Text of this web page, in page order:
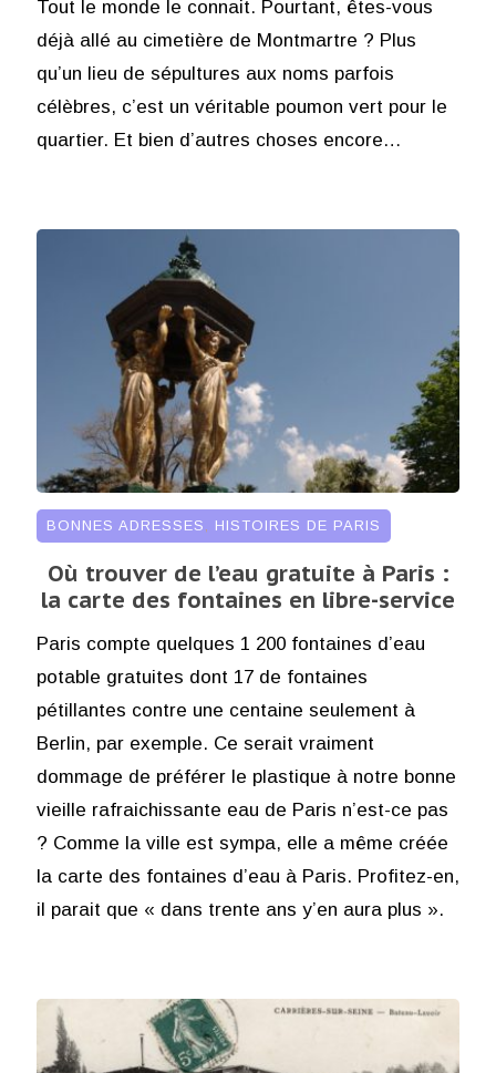
Tout le monde le connait. Pourtant, êtes-vous
déjà allé au cimetière de Montmartre ? Plus
qu’un lieu de sépultures aux noms parfois
célèbres, c’est un véritable poumon vert pour le
quartier. Et bien d’autres choses encore…
BONNES ADRESSES HISTOIRES DE PARIS
Où trouver de l’eau gratuite à Paris :
la carte des fontaines en libre-service
Paris compte quelques 1 200 fontaines d’eau
potable gratuites dont 17 de fontaines
pétillantes contre une centaine seulement à
Berlin, par exemple. Ce serait vraiment
dommage de préférer le plastique à notre bonne
vieille rafraichissante eau de Paris n’est-ce pas
? Comme la ville est sympa, elle a même créée
la carte des fontaines d’eau à Paris. Profitez-en,
il parait que « dans trente ans y’en aura plus ».